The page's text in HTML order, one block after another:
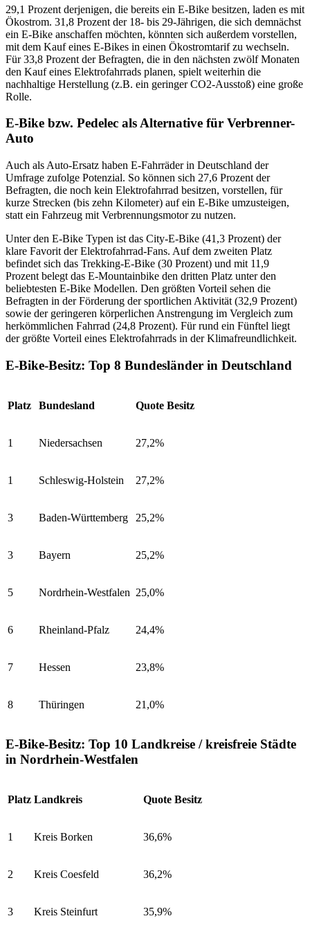
29,1 Prozent derjenigen, die bereits ein E-Bike besitzen, laden es mit
Ökostrom. 31,8 Prozent der 18- bis 29-Jährigen, die sich demnächst
ein E-Bike anschaffen möchten, könnten sich außerdem vorstellen,
mit dem Kauf eines E-Bikes in einen Ökostromtarif zu wechseln.
Für 33,8 Prozent der Befragten, die in den nächsten zwölf Monaten
den Kauf eines Elektrofahrrads planen, spielt weiterhin die
nachhaltige Herstellung (z.B. ein geringer CO2-Ausstoß) eine große
Rolle.
E-Bike bzw. Pedelec als Alternative für Verbrenner-
Auto
Auch als Auto-Ersatz haben E-Fahrräder in Deutschland der
Umfrage zufolge Potenzial. So können sich 27,6 Prozent der
Befragten, die noch kein Elektrofahrrad besitzen, vorstellen, für
kurze Strecken (bis zehn Kilometer) auf ein E-Bike umzusteigen,
statt ein Fahrzeug mit Verbrennungsmotor zu nutzen.
Unter den E-Bike Typen ist das City-E-Bike (41,3 Prozent) der
klare Favorit der Elektrofahrrad-Fans. Auf dem zweiten Platz
befindet sich das Trekking-E-Bike (30 Prozent) und mit 11,9
Prozent belegt das E-Mountainbike den dritten Platz unter den
beliebtesten E-Bike Modellen. Den größten Vorteil sehen die
Befragten in der Förderung der sportlichen Aktivität (32,9 Prozent)
sowie der geringeren körperlichen Anstrengung im Vergleich zum
herkömmlichen Fahrrad (24,8 Prozent). Für rund ein Fünftel liegt
der größte Vorteil eines Elektrofahrrads in der Klimafreundlichkeit.
E-Bike-Besitz: Top 8 Bundesländer in Deutschland
Platz Bundesland Quote Besitz
1 Niedersachsen 27,2%
1 Schleswig-Holstein 27,2%
3 Baden-Württemberg 25,2%
3 Bayern 25,2%
5 Nordrhein-Westfalen 25,0%
6 Rheinland-Pfalz 24,4%
7 Hessen 23,8%
8 Thüringen 21,0%
E-Bike-Besitz: Top 10 Landkreise / kreisfreie Städte
in Nordrhein-Westfalen
Platz Landkreis Quote Besitz
1 Kreis Borken 36,6%
2 Kreis Coesfeld 36,2%
3 Kreis Steinfurt 35,9%